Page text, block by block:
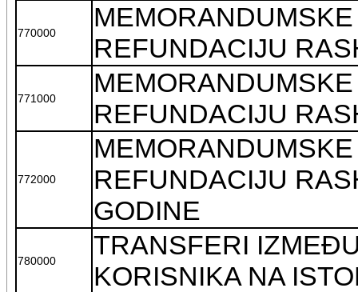
770000
REFUNDACIJU
771000
REFUNDACIJU
772000
REFUNDACIJU
GODINE
780000
TRANSFERI
KORISNIKA NA